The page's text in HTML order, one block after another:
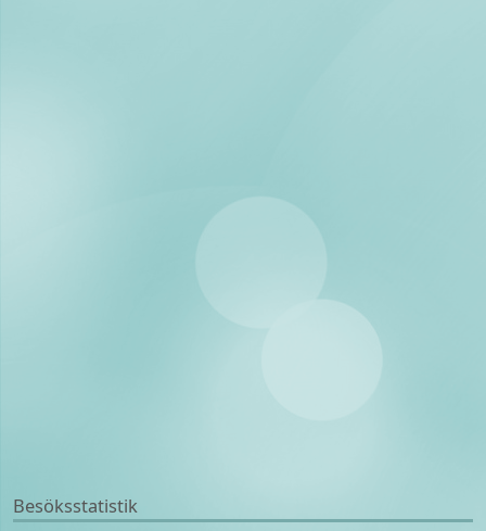
Besöksstatistik